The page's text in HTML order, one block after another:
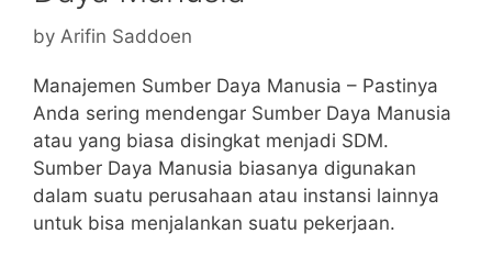
by Arifin Saddoen
Manajemen Sumber Daya Manusia – Pastinya
Anda sering mendengar Sumber Daya Manusia
atau yang biasa disingkat menjadi SDM.
Sumber Daya Manusia biasanya digunakan
dalam suatu perusahaan atau instansi lainnya
untuk bisa menjalankan suatu pekerjaan.